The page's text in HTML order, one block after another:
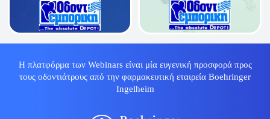
Η πλατφόρμα των Webinars είναι μία ευγενική προσφορά προς
τους οδοντιάτρους από την φαρμακευτική εταιρεία Boehringer
Ingelheim